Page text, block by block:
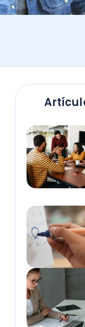
Artículos
2026:
reajuste
2026
¿Cómo
Pagos
¿Cuál
de las